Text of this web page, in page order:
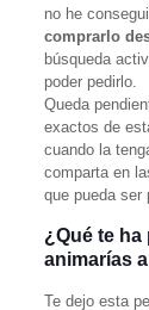
no he
comprarlo
búsqueda
poder pedirlo.
Queda
exactos de
cuando la
comparta en
que pueda ser
¿Qué te
animarías
Te dejo esta